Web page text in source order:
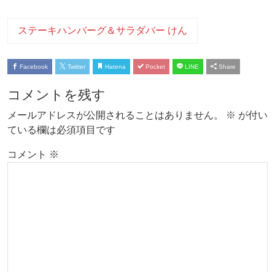
ステーキハンバーグ＆サラダバー けん
Facebook Twitter Hatena Pocket LINE Share
コメントを残す
メールアドレスが公開されることはありません。 ※ が付い
ている欄は必須項目です
コメント ※